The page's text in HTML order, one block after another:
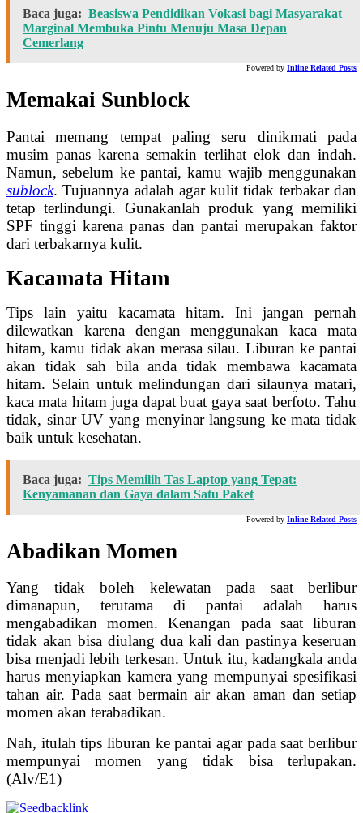
Baca juga: Beasiswa Pendidikan Vokasi bagi Masyarakat
Marginal Membuka Pintu Menuju Masa Depan
Cemerlang
Powered by Inline Related Posts
Memakai Sunblock
Pantai memang tempat paling seru dinikmati pada
musim panas karena semakin terlihat elok dan indah.
Namun, sebelum ke pantai, kamu wajib menggunakan
sublock. Tujuannya adalah agar kulit tidak terbakar dan
tetap terlindungi. Gunakanlah produk yang memiliki
SPF tinggi karena panas dan pantai merupakan faktor
dari terbakarnya kulit.
Kacamata Hitam
Tips lain yaitu kacamata hitam. Ini jangan pernah
dilewatkan karena dengan menggunakan kaca mata
hitam, kamu tidak akan merasa silau. Liburan ke pantai
akan tidak sah bila anda tidak membawa kacamata
hitam. Selain untuk melindungan dari silaunya matari,
kaca mata hitam juga dapat buat gaya saat berfoto. Tahu
tidak, sinar UV yang menyinar langsung ke mata tidak
baik untuk kesehatan.
Baca juga: Tips Memilih Tas Laptop yang Tepat:
Kenyamanan dan Gaya dalam Satu Paket
Powered by Inline Related Posts
Abadikan Momen
Yang tidak boleh kelewatan pada saat berlibur
dimanapun, terutama di pantai adalah harus
mengabadikan momen. Kenangan pada saat liburan
tidak akan bisa diulang dua kali dan pastinya keseruan
bisa menjadi lebih terkesan. Untuk itu, kadangkala anda
harus menyiapkan kamera yang mempunyai spesifikasi
tahan air. Pada saat bermain air akan aman dan setiap
momen akan terabadikan.
Nah, itulah tips liburan ke pantai agar pada saat berlibur
mempunyai momen yang tidak bisa terlupakan.
(Alv/E1)